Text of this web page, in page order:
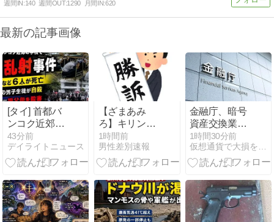
週間IN:140 週間OUT:1290 月間IN:620
最新の記事画像
[タイ] 首都バ
ンコク近郊の
学校で銃乱射
事件 男子生徒
(14)が発砲...
43分前
デイライトニュース
【ざまあみ
ろ】キリン子
会社がアメリ
カで女性限定
研修をして
と判決
1時間前
男性差別速報
金融庁、暗号
資産交換業者
のサイバー報
告を共通化へ
──政府対応の
1時間30分前
仮想通貨で大損を避け、副業で稼ぐためのMoneyまとめ情報館